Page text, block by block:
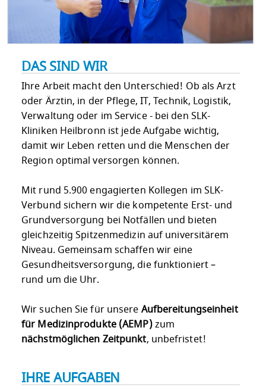
DAS SIND WIR
Ihre Arbeit macht den Unterschied! Ob als Arzt
oder Ärztin, in der Pflege, IT, Technik, Logistik,
Verwaltung oder im Service - bei den SLK-
Kliniken Heilbronn ist jede Aufgabe wichtig,
damit wir Leben retten und die Menschen der
Region optimal versorgen können.
Mit rund 5.900 engagierten Kollegen im SLK-
Verbund sichern wir die kompetente Erst- und
Grundversorgung bei Notfällen und bieten
gleichzeitig Spitzenmedizin auf universitärem
Niveau. Gemeinsam schaffen wir eine
Gesundheitsversorgung, die funktioniert –
rund um die Uhr.
Wir suchen Sie für unsere Aufbereitungseinheit
für Medizinprodukte (AEMP)zum
nächstmöglichen Zeitpunkt, unbefristet!
IHRE AUFGABEN